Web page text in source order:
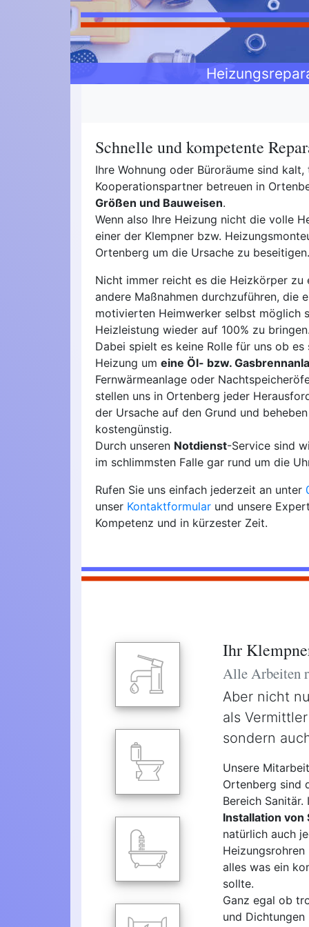
Schnelle und kompetente
Ihre Wohnung oder Büroräume sind
Kooperationspartner betreuen in
Größen und Bauweisen.
Wenn also Ihre Heizung nicht die volle
einer der Klempner bzw.
Ortenberg um die Ursache zu beseitigen.
Nicht immer reicht es die Heizkörper zu
andere Maßnahmen durchzuführen, die
motivierten Heimwerker selbst möglich
Heizleistung wieder auf 100% zu
Dabei spielt es keine Rolle für uns ob es
Heizung um eine Öl- bzw.
Fernwärmeanlage oder
stellen uns in Ortenberg jeder
der Ursache auf den Grund und
kostengünstig.
Durch unseren Notdienst-Service sind
im schlimmsten Falle gar rund um die
Rufen Sie uns einfach jederzeit an unter
unser Kontaktformular und unsere
Kompetenz und in kürzester Zeit.
Ihr
Alle Arbeiten
Aber nicht
als
sondern
Unsere
Ortenberg sind
Bereich
Installation von
natürlich auch
alles was ein
sollte.
Ganz egal ob
und